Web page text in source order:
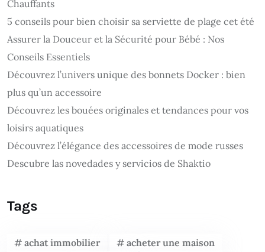
Chauffants
5 conseils pour bien choisir sa serviette de plage cet été
Assurer la Douceur et la Sécurité pour Bébé : Nos
Conseils Essentiels
Découvrez l’univers unique des bonnets Docker : bien
plus qu’un accessoire
Découvrez les bouées originales et tendances pour vos
loisirs aquatiques
Découvrez l’élégance des accessoires de mode russes
Descubre las novedades y servicios de Shaktio
Tags
achat immobilier
acheter une maison